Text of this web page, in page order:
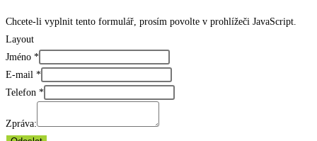
Chcete-li vyplnit tento formulář, prosím povolte v prohlížeči JavaScript.
Layout
Jméno *
E-mail *
Telefon *
Zpráva: